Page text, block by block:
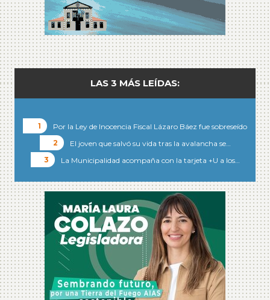
LAS 3 MÁS LEÍDAS:
Por la Ley de Inocencia Fiscal Lázaro Báez fue sobreseído
El joven que salvó su vida tras la avalancha se…
La Municipalidad acompaña con la tarjeta +U a los…